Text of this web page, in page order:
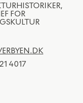
FOR
4017